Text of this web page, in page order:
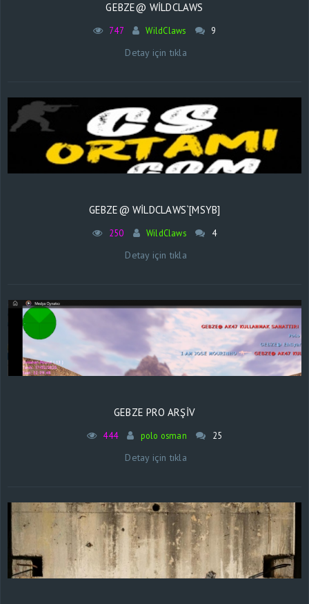
GEBZE@ WILDCLAWS
747 WildClaws 9
Detay için tıkla
GEBZE@ WILDCLAWS`[MSYB]
250 WildClaws 4
Detay için tıkla
GEBZE PRO ARŞİV
444 polo osman 25
Detay için tıkla